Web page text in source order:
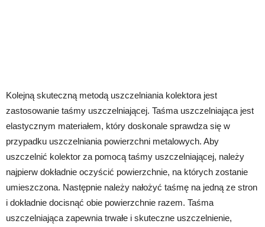
Kolejną skuteczną metodą uszczelniania kolektora jest
zastosowanie taśmy uszczelniającej. Taśma uszczelniająca jest
elastycznym materiałem, który doskonale sprawdza się w
przypadku uszczelniania powierzchni metalowych. Aby
uszczelnić kolektor za pomocą taśmy uszczelniającej, należy
najpierw dokładnie oczyścić powierzchnie, na których zostanie
umieszczona. Następnie należy nałożyć taśmę na jedną ze stron
i dokładnie docisnąć obie powierzchnie razem. Taśma
uszczelniająca zapewnia trwałe i skuteczne uszczelnienie,